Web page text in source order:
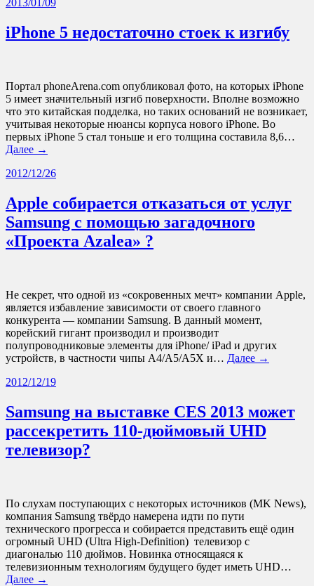
2013/01/09
iPhone 5 недостаточно стоек к изгибу
Портал phoneArena.com опубликовал фото, на которых iPhone
5 имеет значительный изгиб поверхности. Вполне возможно
что это китайская подделка, но таких оснований не возникает,
учитывая некоторые нюансы корпуса нового iPhone. Во
первых iPhone 5 стал тоньше и его толщина составила 8,6…
Далее →
2012/12/26
Apple собирается отказаться от услуг
Samsung с помощью загадочного
«Проекта Azalea» ?
Не секрет, что одной из «сокровенных мечт» компании Apple,
является избавление зависимости от своего главного
конкурента — компании Samsung. В данный момент,
корейский гигант производил и производит
полупроводниковые элементы для iPhone/ iPad и других
устройств, в частности чипы A4/A5/A5X и… Далее →
2012/12/19
Samsung на выставке CES 2013 может
рассекретить 110-дюймовый UHD
телевизор?
По слухам поступающих с некоторых источников (MK News),
компания Samsung твёрдо намерена идти по пути
технического прогресса и собирается представить ещё один
огромный UHD (Ultra High-Definition) телевизор с
диагональю 110 дюймов. Новинка относящаяся к
телевизионным технологиям будущего будет иметь UHD…
Далее →